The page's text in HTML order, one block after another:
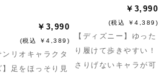
￥3,990
(税込 ￥4,389)
ンリオキャラクタ
】足をほっそり見
￥3,990
(税込 ￥4,389)
【ディズニー】ゆった
り履けて歩きやすい！
さりげないキャラが可